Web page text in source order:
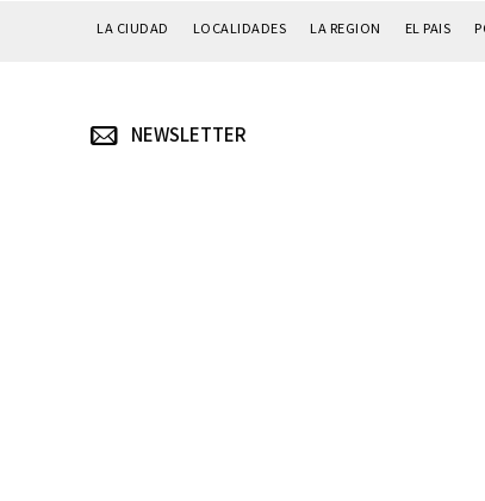
LA CIUDAD LOCALIDADES LA REGION EL PAIS
NEWSLETTER